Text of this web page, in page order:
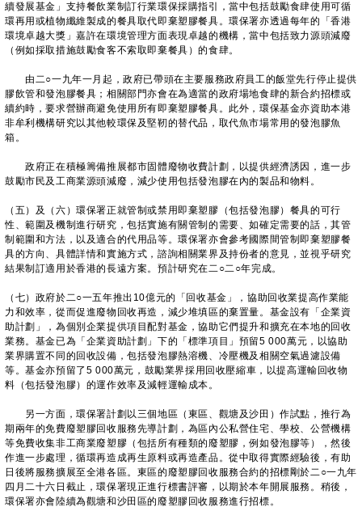
續發展基金」支持餐飲業制訂行業環保採購指引，當中包括鼓勵食肆使用可循
環再用或植物纖維製成的餐具取代即棄塑膠餐具。環保署亦透過每年的「香港
環境卓越大獎」嘉許在環境管理方面表現卓越的機構，當中包括致力源頭減廢
（例如採取措施鼓勵食客不索取即棄餐具）的食肆。
由二○一九年一月起，政府已帶頭在主要服務政府員工的飯堂先行停止提供
膠飲管和發泡膠餐具；相關部門亦會在為適當的政府場地食肆的新合約招標或
續約時，要求營辦商避免使用所有即棄塑膠餐具。此外，環保基金亦資助本港
非牟利機構研究以其他較環保及堅靭的替代品，取代魚市場常用的發泡膠魚
箱。
政府正在積極籌備推展都市固體廢物收費計劃，以提供經濟誘因，進一步
鼓勵市民及工商業源頭減廢，減少使用包括發泡膠在內的製品和物料。
（五）及（六）環保署正就管制或禁用即棄塑膠（包括發泡膠）餐具的可行
性、範圍及機制進行研究，包括實施有關管制的需要、如確定需要的話，其管
制範圍和方法，以及適合的代用品等。環保署亦會參考國際間管制即棄塑膠餐
具的方向、具體詳情和實施方式，諮詢相關業界及持份者的意見，並視乎研究
結果制訂適用於香港的長遠方案。預計研究在二○二○年完成。
（七）政府於二○一五年推出10億元的「回收基金」，協助回收業提高作業能
力和效率，從而促進廢物回收再造，減少堆填區的棄置量。基金設有「企業資
助計劃」，為個別企業提供項目配對基金，協助它們提升和擴充在本地的回收
業務。基金已為「企業資助計劃」下的「標準項目」預留5 000萬元，以協助
業界購置不同的回收設備，包括發泡膠熱溶機、冷壓機及相關空氣過濾設備
等。基金亦預留了5 000萬元，鼓勵業界採用回收壓縮車，以提高運輸回收物
料（包括發泡膠）的運作效率及減輕運輸成本。
另一方面，環保署計劃以三個地區（東區、觀塘及沙田）作試點，推行為
期兩年的免費廢塑膠回收服務先導計劃，為區內公私營住宅、學校、公營機構
等免費收集非工商業廢塑膠（包括所有種類的廢塑膠，例如發泡膠等），然後
作進一步處理，循環再造成再生原料或再造產品。從中取得實際經驗後，有助
日後將服務擴展至全港各區。東區的廢塑膠回收服務合約的招標剛於二○一九年
四月二十六日截止，環保署現正進行標書評審，以期於本年開展服務。稍後，
環保署亦會陸續為觀塘和沙田區的廢塑膠回收服務進行招標。